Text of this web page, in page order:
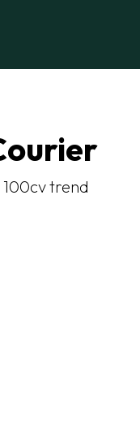
100cv trend